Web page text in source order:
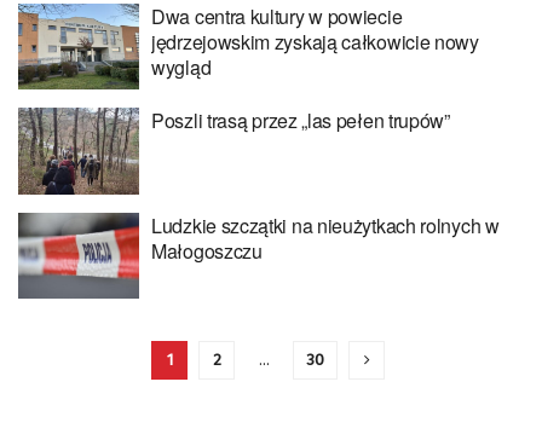
Dwa centra kultury w powiecie
jędrzejowskim zyskają całkowicie nowy
wygląd
Poszli trasą przez „las pełen trupów”
Ludzkie szczątki na nieużytkach rolnych w
Małogoszczu
1 2 … 30